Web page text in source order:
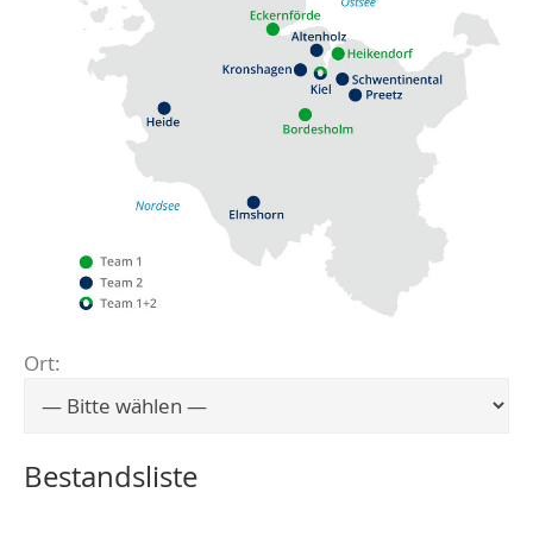
Eckernförde
Heikendorf
Kronshagen
Ort:
Wählen Sie einen Ort, um zur entsprechenden Seite
Bestandsliste